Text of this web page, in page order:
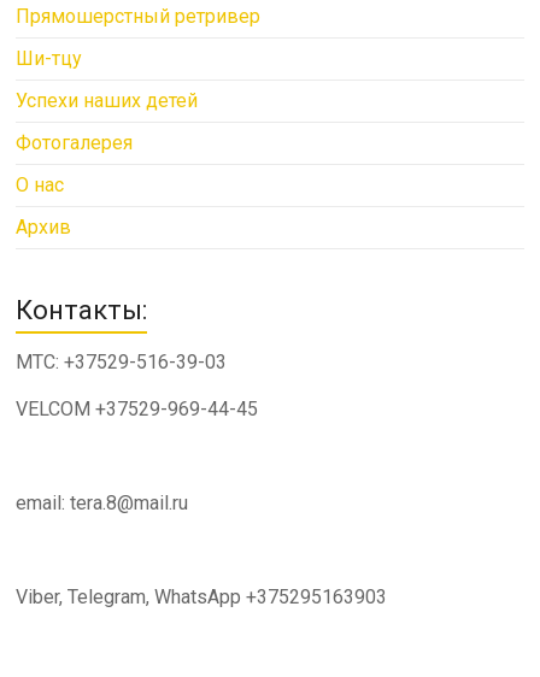
Прямошерстный ретривер
Ши-тцу
Успехи наших детей
Фотогалерея
О нас
Архив
Контакты:
МТС: +37529-516-39-03
VELCOM +37529-969-44-45
email: tera.8@mail.ru
Viber, Telegram, WhatsApp +375295163903